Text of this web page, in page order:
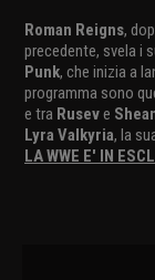
Roman Reigns,
precedente, svela i
Punk, che inizia a
programma sono
e tra Ruseve
Lyra Valkyria, la
LA WWE E' IN